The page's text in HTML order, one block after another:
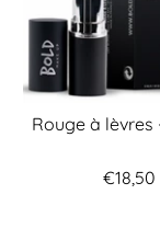
Rouge à lèvres
€18,50